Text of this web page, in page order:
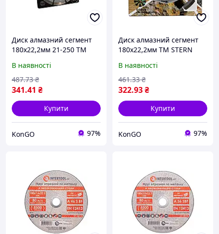
Диск алмазний сегмент
180х22,2мм 21-250 ТМ
В наявності
341.41 ₴
487.73 ₴
Купити
KonGO 97%
Диск алмазний сегмент
180х22,2мм ТМ STERN
В наявності
322.93₴
461.33 ₴
Купити
KonGO 97%